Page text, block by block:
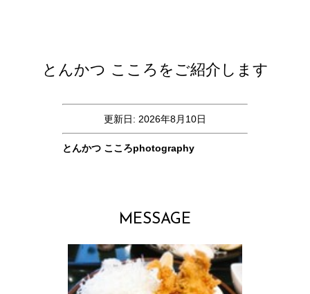
とんかつ こころをご紹介します
更新日: 2026年8月10日
とんかつ こころphotography
MESSAGE